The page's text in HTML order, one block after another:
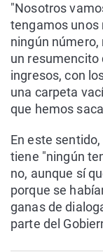
"Nosotros
tengamos unos
ningún
un resumencito
ingresos, con
una carpeta
que hemos
En este
tiene "ningún
no, aunque sí
porque se
ganas de
parte del